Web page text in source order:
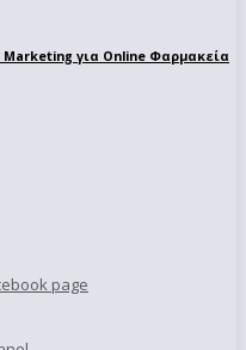
για Online Φαρμακεία